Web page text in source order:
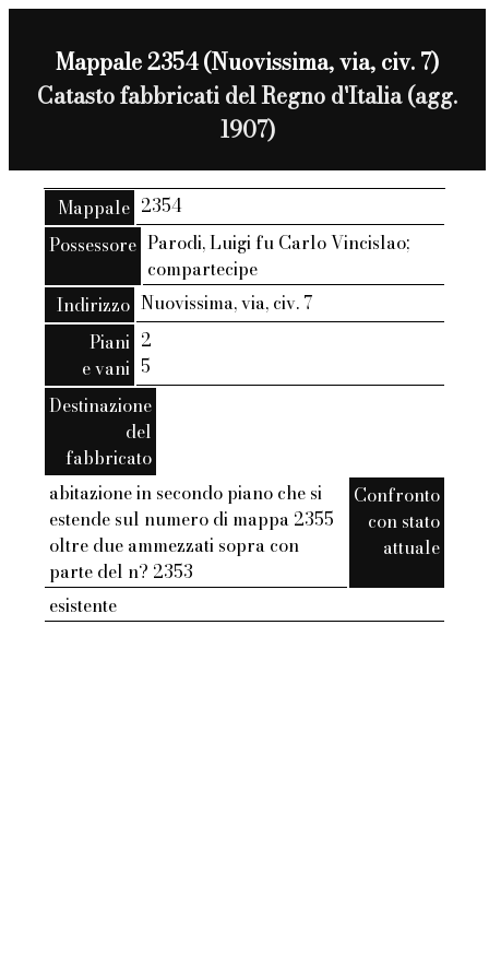
Mappale 2354 (Nuovissima, via, civ. 7)
Catasto fabbricati del Regno d'Italia (agg.
1907)
Mappale 2354
Possessore Parodi, Luigi fu Carlo Vincislao;
compartecipe
Indirizzo Nuovissima, via, civ. 7
Piani
e vani
2
5
Destinazione
del
fabbricato
abitazione in secondo piano che si
estende sul numero di mappa 2355
oltre due ammezzati sopra con
parte del n? 2353
Confronto
con stato
attuale
esistente